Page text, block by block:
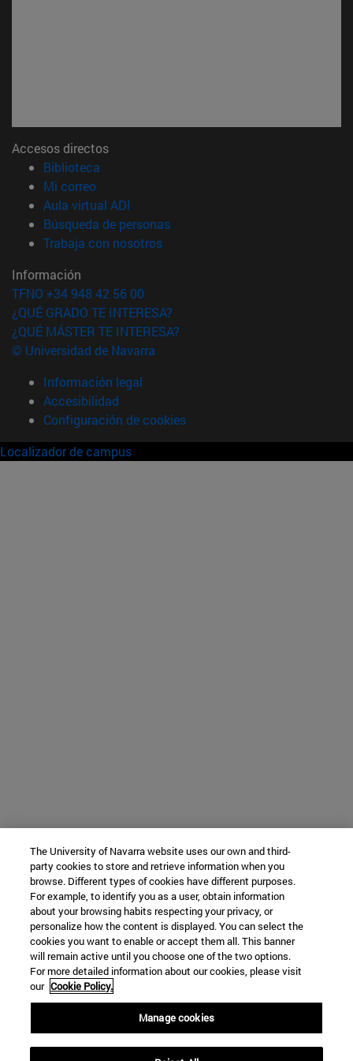
Accesos directos
Biblioteca
Mi correo(abre en nueva ventana)
Aula virtual ADI
Búsqueda de personas(abre en nueva ventana)
Trabaja con nosotros(abre en nueva ventana)
Información
TFNO +34 948 42 56 00
¿QUÉ GRADO TE INTERESA?
¿QUÉ MÁSTER TE INTERESA?
© Universidad de Navarra
Información legal
Accesibilidad
Configuración de cookies
Localizador de campus
The University of Navarra website uses our own and third-
party cookies to store and retrieve information when you
browse. Different types of cookies have different purposes.
For example, to identify you as a user, obtain information
about your browsing habits respecting your privacy, or
personalize how the content is displayed. You can select the
cookies you want to enable or accept them all. This banner
will remain active until you choose one of the two options.
For more detailed information about our cookies, please visit
our Cookie Policy.
Manage cookies